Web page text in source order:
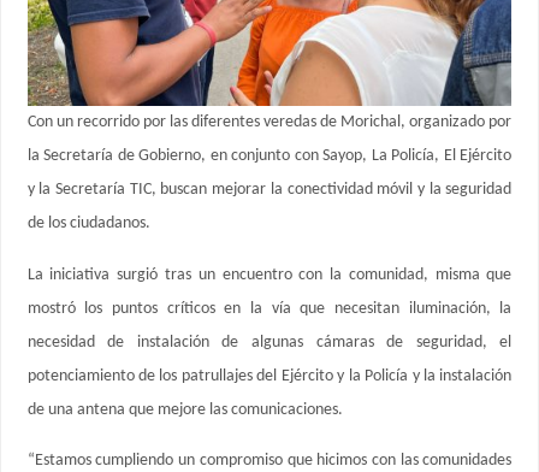
Con un recorrido por las diferentes veredas de Morichal, organizado por
la Secretaría de Gobierno, en conjunto con Sayop, La Policía, El Ejército
y la Secretaría TIC, buscan mejorar la conectividad móvil y la seguridad
de los ciudadanos.
La iniciativa surgió tras un encuentro con la comunidad, misma que
mostró los puntos críticos en la vía que necesitan iluminación, la
necesidad de instalación de algunas cámaras de seguridad, el
potenciamiento de los patrullajes del Ejército y la Policía y la instalación
de una antena que mejore las comunicaciones.
“Estamos cumpliendo un compromiso que hicimos con las comunidades